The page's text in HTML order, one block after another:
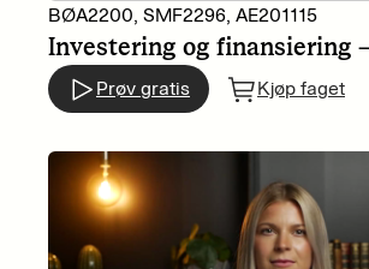
BØA2200, SMF2296, AE201115
Investering og finansiering
Prøv gratis Kjøp faget